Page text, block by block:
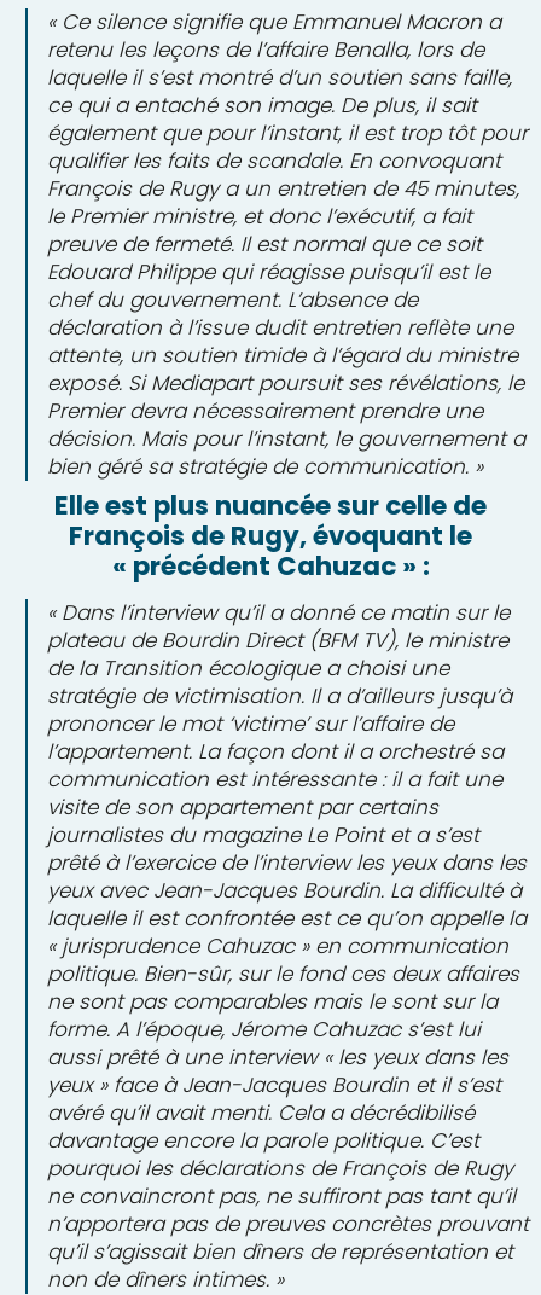
« Ce silence signifie que Emmanuel Macron a
retenu les leçons de l’affaire Benalla, lors de
laquelle il s’est montré d’un soutien sans faille,
ce qui a entaché son image. De plus, il sait
également que pour l’instant, il est trop tôt pour
qualifier les faits de scandale. En convoquant
François de Rugy a un entretien de 45 minutes,
le Premier ministre, et donc l’exécutif, a fait
preuve de fermeté. Il est normal que ce soit
Edouard Philippe qui réagisse puisqu’il est le
chef du gouvernement. L’absence de
déclaration à l’issue dudit entretien reflète une
attente, un soutien timide à l’égard du ministre
exposé. Si Mediapart poursuit ses révélations, le
Premier devra nécessairement prendre une
décision. Mais pour l’instant, le gouvernement a
bien géré sa stratégie de communication. »
Elle est plus nuancée sur celle de
François de Rugy, évoquant le
« précédent Cahuzac » :
« Dans l’interview qu’il a donné ce matin sur le
plateau de Bourdin Direct (BFM TV), le ministre
de la Transition écologique a choisi une
stratégie de victimisation. Il a d’ailleurs jusqu’à
prononcer le mot ‘victime’ sur l’affaire de
l’appartement. La façon dont il a orchestré sa
communication est intéressante : il a fait une
visite de son appartement par certains
journalistes du magazine Le Point et a s’est
prêté à l’exercice de l’interview les yeux dans les
yeux avec Jean-Jacques Bourdin. La difficulté à
laquelle il est confrontée est ce qu’on appelle la
« jurisprudence Cahuzac » en communication
politique. Bien-sûr, sur le fond ces deux affaires
ne sont pas comparables mais le sont sur la
forme. A l’époque, Jérome Cahuzac s’est lui
aussi prêté à une interview « les yeux dans les
yeux » face à Jean-Jacques Bourdin et il s’est
avéré qu’il avait menti. Cela a décrédibilisé
davantage encore la parole politique. C’est
pourquoi les déclarations de François de Rugy
ne convaincront pas, ne suffiront pas tant qu’il
n’apportera pas de preuves concrètes prouvant
qu’il s’agissait bien dîners de représentation et
non de dîners intimes. »